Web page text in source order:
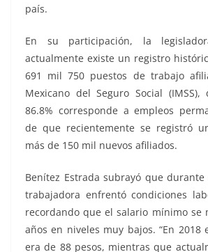
país.
En su participación, la
actualmente existe un registro
691 mil 750 puestos de trabajo
Mexicano del Seguro Social
86.8% corresponde a empleos
de que recientemente se registró
más de 150 mil nuevos afiliados.
Benítez Estrada subrayó que durante
trabajadora enfrentó condiciones
recordando que el salario mínimo se
años en niveles muy bajos. “En 2018
era de 88 pesos, mientras que